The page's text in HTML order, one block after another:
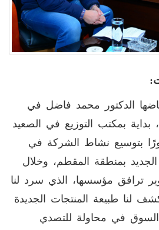
الدكتور محمد فاضل في
بداية بمكتب التوزيع في الصعيد
بتوسيع نشاط الشركة في
الجديد بمنطقة المقطم، وخلال
ترافق مؤسسها، الذي سرد لنا
لنا طبيعة المنتجات الجديدة
السوق في محاولة للتصدي